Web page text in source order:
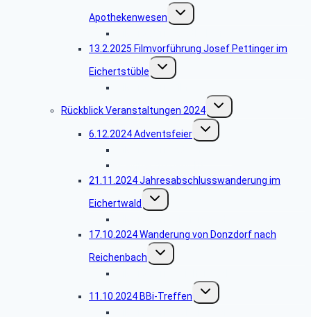
Apothekenwesen
Untermenü
umschalten
13.2.2025 Filmvorführung Josef Pettinger im
Eichertstüble
Untermenü
umschalten
Rückblick Veranstaltungen 2024
Untermenü
umschalten
6.12.2024 Adventsfeier
Untermenü
umschalten
21.11.2024 Jahresabschlusswanderung im
Eichertwald
Untermenü
umschalten
17.10.2024 Wanderung von Donzdorf nach
Reichenbach
Untermenü
umschalten
11.10.2024 BBi-Treffen
Untermenü
umschalten